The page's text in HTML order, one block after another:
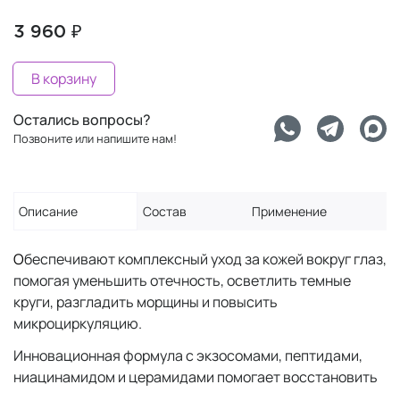
3 960 ₽
В корзину
Остались вопросы?
Позвоните или напишите нам!
Описание Состав Применение
Обеспечивают комплексный уход за кожей вокруг глаз,
помогая уменьшить отечность, осветлить темные
круги, разгладить морщины и повысить
микроциркуляцию.
Инновационная формула с экзосомами, пептидами,
ниацинамидом и церамидами помогает восстановить